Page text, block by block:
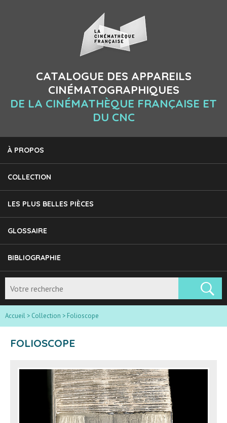
CATALOGUE DES APPAREILS
CINÉMATOGRAPHIQUES
DE LA CINÉMATHÈQUE FRANÇAISE ET
DU CNC
À PROPOS
COLLECTION
LES PLUS BELLES PIÈCES
GLOSSAIRE
BIBLIOGRAPHIE
Accueil > Collection > Folioscope
FOLIOSCOPE